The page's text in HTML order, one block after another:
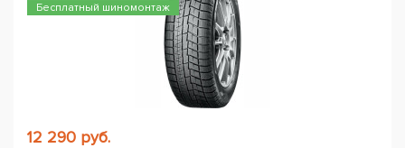
Бесплатный шиномонтаж
12 290 руб.